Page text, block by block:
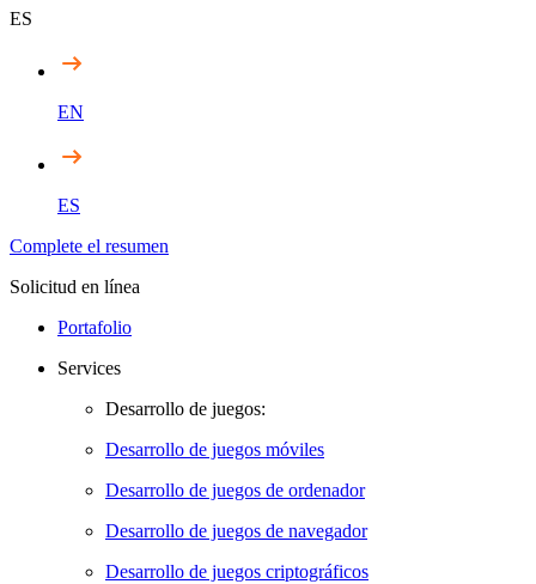
ES
EN
ES
Complete el resumen
Solicitud en línea
Portafolio
Services
Desarrollo de juegos:
Desarrollo de juegos móviles
Desarrollo de juegos de ordenador
Desarrollo de juegos de navegador
Desarrollo de juegos criptográficos